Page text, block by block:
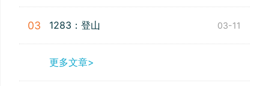
03 1283：登山 03-11
更多文章>